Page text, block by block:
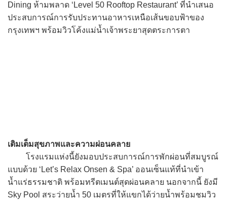
Dining ห้ามพลาด ‘Level 50 Rooftop Restaurant’ ที่นำเสนอ
ประสบการณ์การรับประทานอาหารเหนือเส้นขอบฟ้าของ
กรุงเทพฯ พร้อมวิวโค้งแม่น้ำเจ้าพระยาสุดตระการตา
เติมเต็มสุขภาพและความผ่อนคลาย
โรงแรมแห่งนี้ยังมอบประสบการณ์การพักผ่อนที่สมบูรณ์
แบบด้วย ‘Let’s Relax Onsen & Spa’ ออนเซ็นแท้ที่นำเข้า
น้ำแร่ธรรมชาติ พร้อมทรีตเมนต์สุดผ่อนคลาย นอกจากนี้ ยังมี
Sky Pool สระว่ายน้ำ 50 เมตรที่ให้แขกได้ว่ายน้ำพร้อมชมวิว